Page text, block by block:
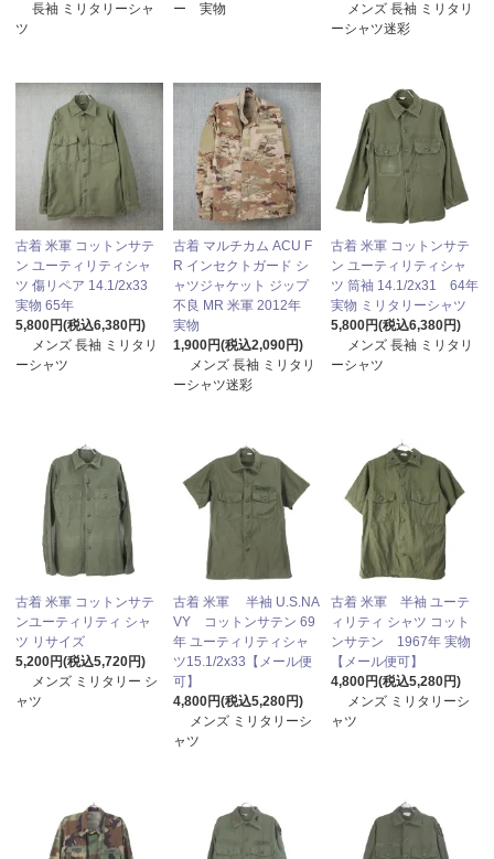
長袖 ミリタリーシャ
ツ
ー 実物
メンズ 長袖 ミリタリ
ーシャツ迷彩
古着 米軍 コットンサテ
ン ユーティリティシャ
ツ 傷リペア 14.1/2x33
実物 65年
5,800円(税込6,380円)
メンズ 長袖 ミリタリ
ーシャツ
古着 マルチカム ACU F
R インセクトガード シ
ャツジャケット ジップ
不良 MR 米軍 2012年
実物
1,900円(税込2,090円)
メンズ 長袖 ミリタリ
ーシャツ迷彩
古着 米軍 コットンサテ
ン ユーティリティシャ
ツ 筒袖 14.1/2x31 64年
実物 ミリタリーシャツ
5,800円(税込6,380円)
メンズ 長袖 ミリタリ
ーシャツ
古着 米軍 コットンサテ
ンユーティリティ シャ
ツ リサイズ
5,200円(税込5,720円)
メンズ ミリタリー シ
ャツ
古着 米軍 半袖 U.S.NA
VY コットンサテン 69
年 ユーティリティシャ
ツ15.1/2x33【メール便
可】
4,800円(税込5,280円)
メンズ ミリタリーシ
ャツ
古着 米軍 半袖 ユーテ
ィリティ シャツ コット
ンサテン 1967年 実物
【メール便可】
4,800円(税込5,280円)
メンズ ミリタリーシ
ャツ